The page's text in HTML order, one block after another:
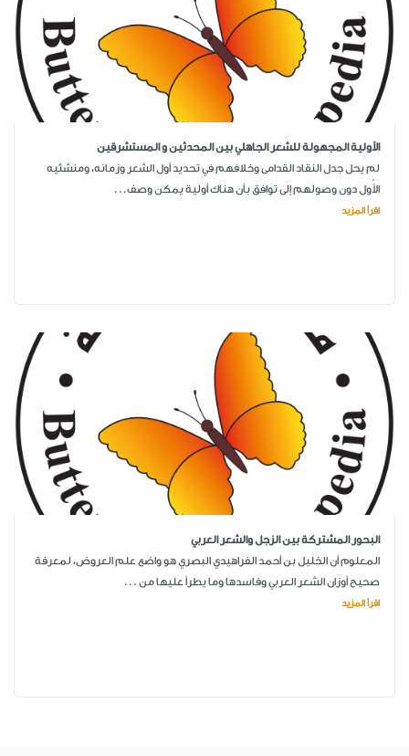
الأولية المجهولة للشعر الجاهلي بين المحدثين و المستشرقين
لم يحل جدل النقاد القدامى وخلافهم في تحديد أول الشعر وزمانه، ومنشئيه
الأُول دون وصولهم إلى توافق بأن هناك أولية يمكن وصف...
اقرأ المزيد
البحور المشتركة بين الزجل والشعر العربي
المعلوم أن الخليل بن أحمد الفراهيدي البصري هو واضع علم العروض، لمعرفة
صحيح أوزان الشعر العربي وفاسدها وما يطرأ عليها من ...
اقرأ المزيد